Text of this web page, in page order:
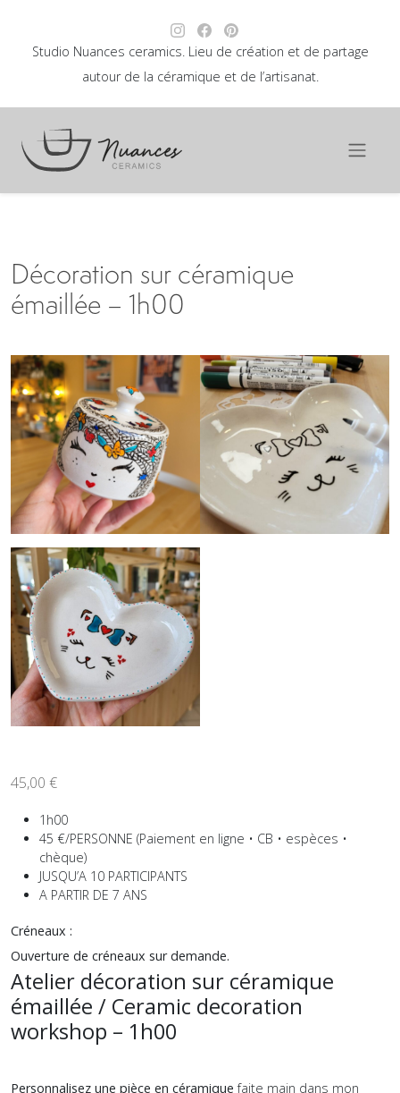
Studio Nuances ceramics. Lieu de création et de partage
autour de la céramique et de l’artisanat.
Décoration sur céramique
émaillée – 1h00
45,00 €
1h00
45 €/PERSONNE (Paiement en ligne • CB • espèces •
chèque)
JUSQU’A 10 PARTICIPANTS
A PARTIR DE 7 ANS
Créneaux :
Ouverture de créneaux sur demande.
Atelier décoration sur céramique
émaillée / Ceramic decoration
workshop – 1h00
Personnalisez une pièce en céramique faite main dans mon